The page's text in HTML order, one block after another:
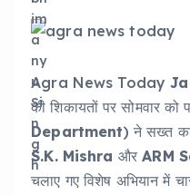
Agra News Today
की शिकायतों पर सोमवार को
Department) ने सख्त
S.K. Mishra औरARM
चलाए गए विशेष अभियान में